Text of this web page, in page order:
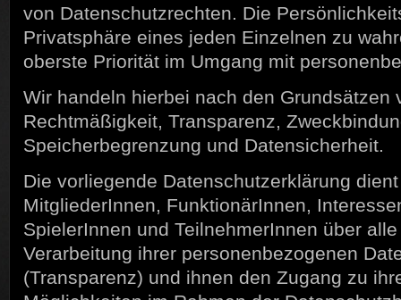
von Datenschutzrechten. Die
Privatsphäre eines jeden Einzelnen zu
oberste Priorität im Umgang mit
Wir handeln hierbei nach den Grundsätzen
Rechtmäßigkeit, Transparenz,
Speicherbegrenzung und Datensicherheit.
Die vorliegende Datenschutzerklärung
MitgliederInnen, FunktionärInnen,
SpielerInnen und TeilnehmerInnen über
Verarbeitung ihrer personenbezogenen
(Transparenz) und ihnen den Zugang zu